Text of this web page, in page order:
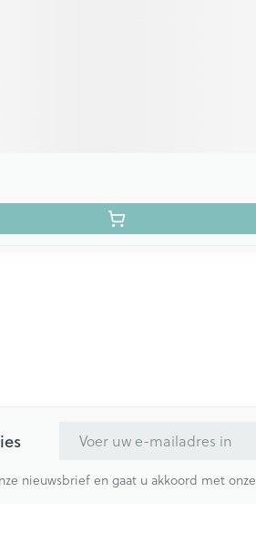
nieuwsbrief en gaat u akkoord met onze